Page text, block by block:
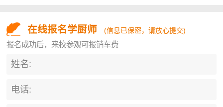
在线报名学厨师 (信息已保密，请放心提交)
报名成功后，来校参观可报销车费
姓名:
电话: